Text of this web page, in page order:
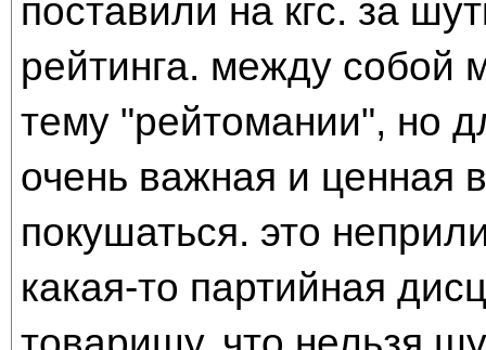
поставили на кгс. за
рейтинга. между собой
тему "рейтомании", но
очень важная и ценная
покушаться. это
какая-то партийная